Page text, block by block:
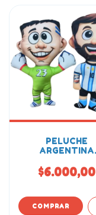
PELUCHE
ARGENTINA
$6.000,00